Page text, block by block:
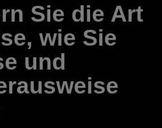
Sie die Art
wie Sie
und